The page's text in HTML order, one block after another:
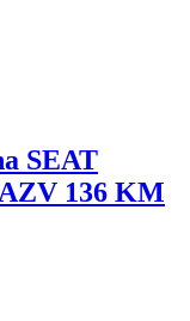
SEAT
136 KM